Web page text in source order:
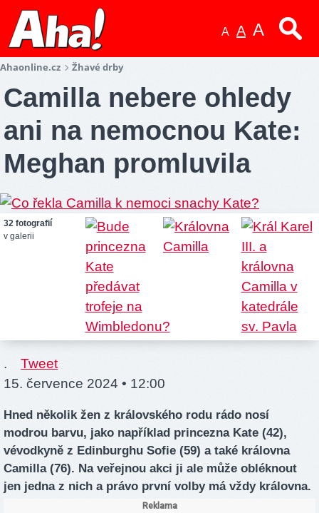
A A A
Ahaonline.cz Žhavé drby
Camilla nebere ohledy
ani na nemocnou Kate:
Meghan promluvila
32 fotografií
v galerii
.
Tweet
15. července 2024 • 12:00
Hned několik žen z královského rodu rádo nosí
modrou barvu, jako například princezna Kate (42),
vévodkyně z Edinburghu Sofie (59) a také královna
Camilla (76). Na veřejnou akci ji ale může obléknout
jen jedna z nich a právo první volby má vždy královna.